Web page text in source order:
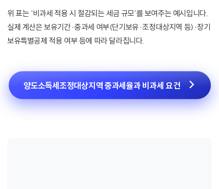
위 표는 ‘비과세 적용 시 절감되는 세금 규모’를 보여주는 예시입니다.
실제 계산은 보유기간·중과세 여부(단기보유·조정대상지역 등)·장기
보유특별공제 적용 여부 등에 따라 달라집니다.
양도소득세조정대상지역 중과세율과 비과세 요건